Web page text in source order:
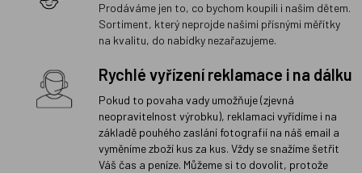
Prodáváme jen to, co bychom koupili i našim dětem.
Sortiment, který neprojde našimi přísnými měřítky
na kvalitu, do nabídky nezařazujeme.
Rychlé vyřízení reklamace i na dálku
Pokud to povaha vady umožňuje (zjevná
neopravitelnost výrobku), reklamaci vyřídíme i na
základě pouhého zaslání fotografií na náš email a
vyměníme zboží kus za kus. Vždy se snažíme šetřit
Váš čas a peníze. Můžeme si to dovolit, protože